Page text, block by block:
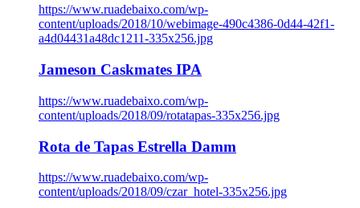
https://www.ruadebaixo.com/wp-
content/uploads/2018/10/webimage-490c4386-0d44-42f1-
a4d04431a48dc1211-335x256.jpg
Jameson Caskmates IPA
https://www.ruadebaixo.com/wp-
content/uploads/2018/09/rotatapas-335x256.jpg
Rota de Tapas Estrella Damm
https://www.ruadebaixo.com/wp-
content/uploads/2018/09/czar_hotel-335x256.jpg